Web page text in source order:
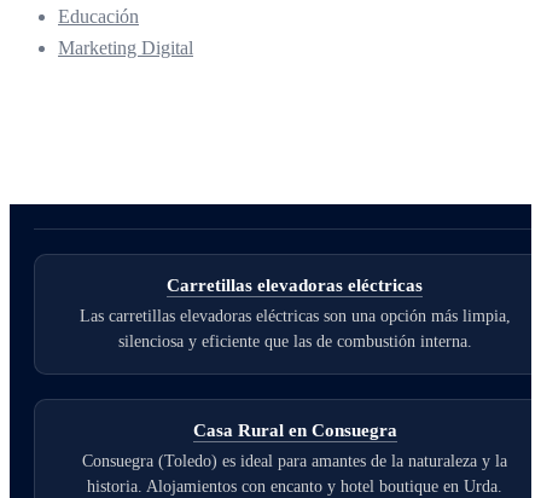
Educación
Marketing Digital
Carretillas elevadoras eléctricas
Las carretillas elevadoras eléctricas son una opción más limpia,
silenciosa y eficiente que las de combustión interna.
Casa Rural en Consuegra
Consuegra (Toledo) es ideal para amantes de la naturaleza y la
historia. Alojamientos con encanto y hotel boutique en Urda.